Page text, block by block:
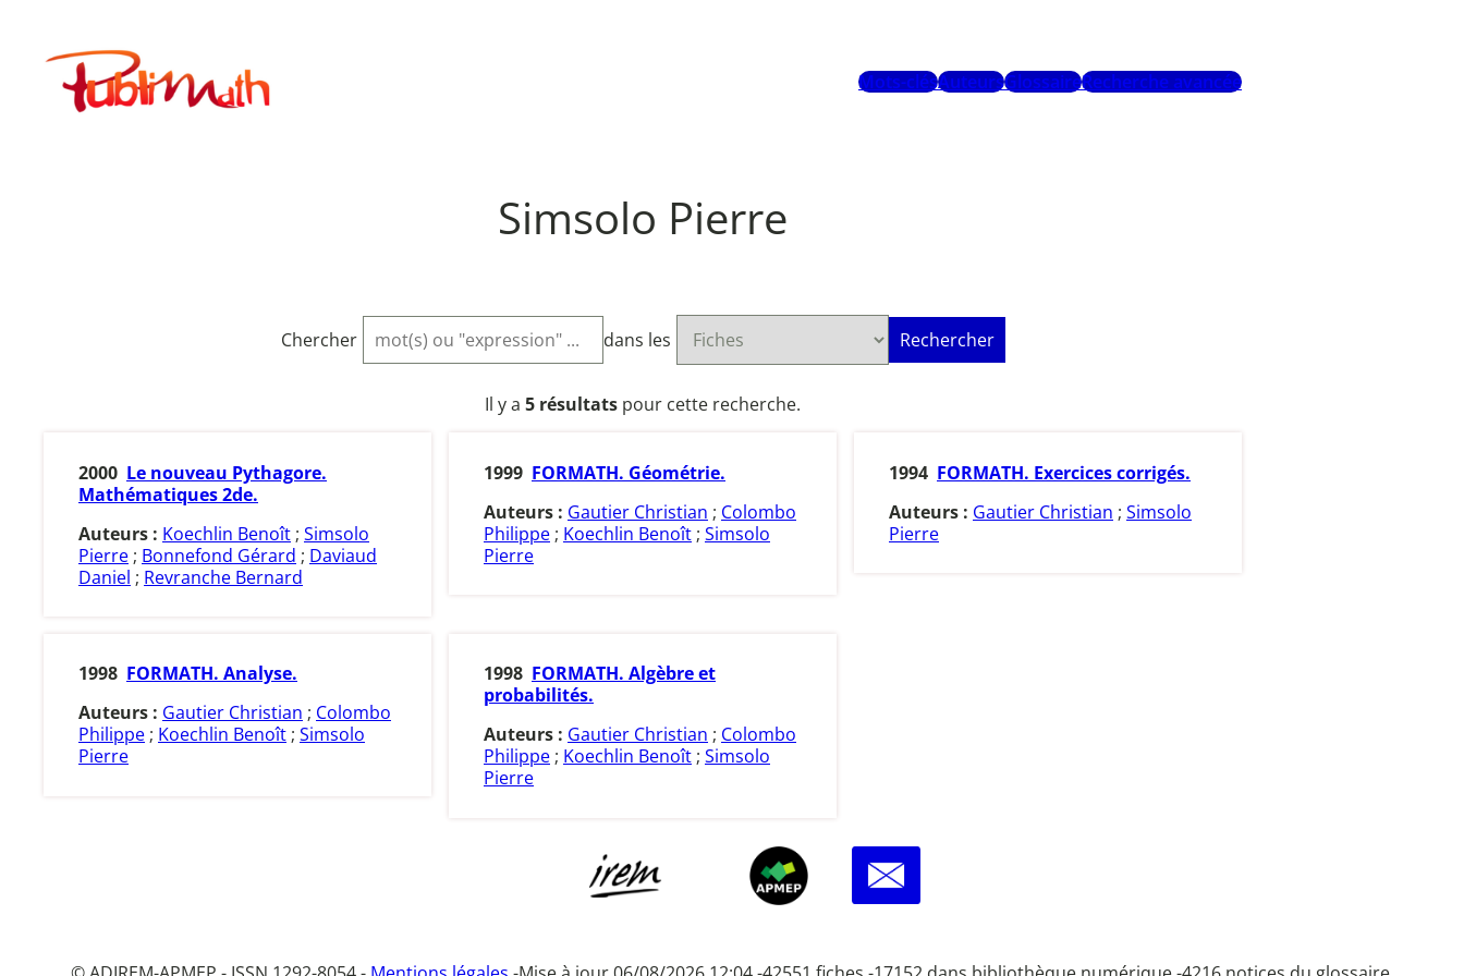
contenuPublimath
Mots-clésAuteursGlossaireRecherche avancée
Simsolo Pierre
Chercher dans les Rechercher
Il y a 5 résultats pour cette recherche.
2000 Le nouveau Pythagore.
Mathématiques 2de.
Auteurs : Koechlin Benoît ; Simsolo
Pierre ; Bonnefond Gérard ; Daviaud
Daniel ; Revranche Bernard
1999 FORMATH. Géométrie.
Auteurs : Gautier Christian ; Colombo
Philippe ; Koechlin Benoît ; Simsolo
Pierre
1994 FORMATH. Exercices corrigés.
Auteurs : Gautier Christian ; Simsolo
Pierre
1998 FORMATH. Analyse.
Auteurs : Gautier Christian ; Colombo
Philippe; Koechlin Benoît; Simsolo
Pierre
1998 FORMATH. Algèbre et
probabilités.
Auteurs : Gautier Christian ; Colombo
Philippe; Koechlin Benoît; Simsolo
Pierre